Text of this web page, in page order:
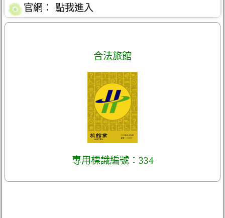
官網：
點我進入
合法旅館
專用標識編號：334